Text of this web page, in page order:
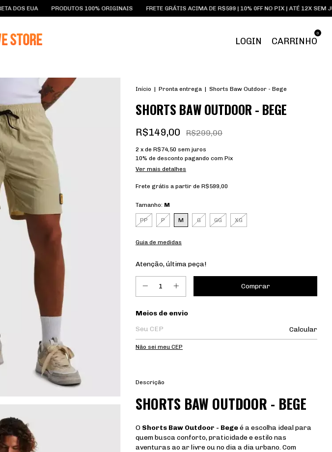
PRODUTOS 100% ORIGINAIS FRETE GRÁTIS ACIMA DE R$599 | 10% 0FF NO PIX | ATÉ 12X SEM JUROS
LOGIN CARRINHO
0
Início | Pronta entrega | Shorts Baw Outdoor - Bege
SHORTS BAW OUTDOOR - BEGE
R$149,00 R$299,00
2 x de R$74,50 sem juros
10% de desconto pagando com Pix
Ver mais detalhes
Frete grátis a partir de R$599,00
Tamanho: M
PP P M G GG XG
Guia de medidas
Atenção, última peça!
Entregas para o CEP:
Meios de envio
Calcular
Não sei meu CEP
Descrição
SHORTS BAW OUTDOOR - BEGE
O Shorts Baw Outdoor - Begeé a escolha ideal para
quem busca conforto, praticidade e estilo nas
aventuras ao ar livre ou no dia a dia urbano. Com